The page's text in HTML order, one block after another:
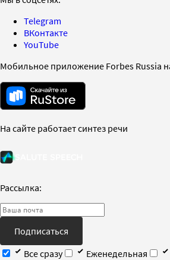
Telegram
ВКонтакте
YouTube
Мобильное приложение Forbes Russia
На сайте работает синтез речи
Рассылка:
Подписаться
Все сразу
Еженедельная